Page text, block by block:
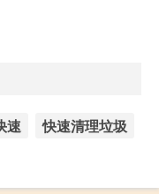
速
快速清理垃圾